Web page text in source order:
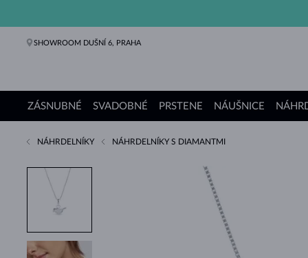
SHOWROOM DUŠNÍ 6, PRAHA
ZÁSNUBNÉ
Zásnubné prstene
SVADOBNÉ
Svadobné obrúčky
PRSTENE
Prstene
NÁUŠNICE
Náušnice
Náhrdelníky
Náramky
Perly
Šperky
Darčeky
Kolekcie KLENOTA
NÁHRDELNÍKY NÁHRDELNÍKY S DIAMANTMI